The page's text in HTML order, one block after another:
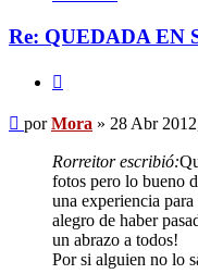
Re: QUEDADA EN
Mensaje
porMora » 28 Abr
Rorreitor escribió:
fotos pero lo bueno
una experiencia
alegro de haber
un abrazo a todos!
Por si alguien no lo